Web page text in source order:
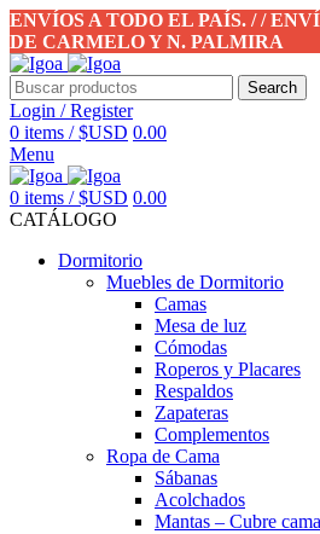
ENVÍOS A TODO EL PAÍS. / /
DE CARMELO Y N. PALMIRA
Search
Login / Register
0 items / $USD 0.00
Menu
0 items / $USD 0.00
CATÁLOGO
Dormitorio
Muebles de Dormitorio
Camas
Mesa de luz
Cómodas
Roperos y Placares
Respaldos
Zapateras
Complementos
Ropa de Cama
Sábanas
Acolchados
Mantas – Cubre